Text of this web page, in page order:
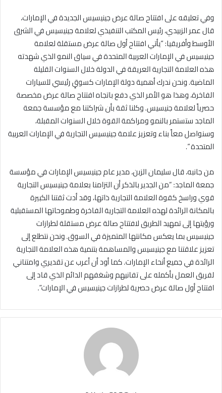
وفي تعليقه على افتتاح صالة عرض جينيسيس الجديدة في الإمارات،
قال عمر الزبيدي، رئيس المكتب التنفيذي لعلامة جينيسيس في الشرق
الأوسط وأفريقيا: “يأتي افتتاح أول صالة عرض مستقلة لعلامة
جينيسيس في الإمارات العربية المتحدة في سياق النمو الذي شهدته
هذه العلامة التجارية العريقة في الدولة خلال السنوات القليلة
الماضية. ونحن ندرك أهمية دولة الإمارات كسوقٍ رئيسي للسيارات
الفاخرة، وهذا هو الأمر الذي دفع باتجاه افتتاح صالة عرض مخصصة
حصرياً لعلامة جنيسيس. وكلنا ثقة بأن شراكتنا مع مؤسسة جمعة
الماجد ستستمر بالنمو ومراكمة القوة خلال السنوات المقبلة،
وسنواصل معاً بناء وتعزيز علامة جينيسيس التجارية في الإمارات العربية
المتحدة “.
من جانبه، قال سليمان الزبن، مدير عام جينيسيس الإمارات في مؤسسة
جمعة الماجد: “من الجدير بالذكر أن التزامنا بعلامة جينيسيس التجارية
قوي وراسخ كقوة العلامة التجارية ذاتها، وقد أدت ثقتنا الكبيرة
بالمكانة الرائدة لهذه العلامة التجارية الفاخرة وطموحاتها المستقبلية
ورؤيتها إلى تمهيد الطريق لافتتاح صالة عرض مستقلة لطرازات
جينيسيس بما يعكس مكانتها المتميزة في السوق. ونحن نتطلع إلى
تعزيز علاقتنا مع جينيسيس والمساهمة بتنمية هذه العلامة التجارية
الرائدة في جميع أنحاء الإمارات. كما أود أن أعرب عن تقديري وامتناني
لفريق العمل بأكمله على تفانيهم وشغفهم الدائم الذي قاد إلى
افتتاح أول صالة عرض حصرية لطرازات جينيسيس في الإمارات”.